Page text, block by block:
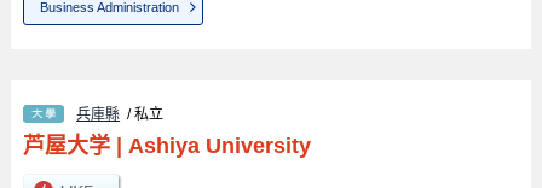
Business Administration
兵庫縣 / 私立
芦屋大学| Ashiya University